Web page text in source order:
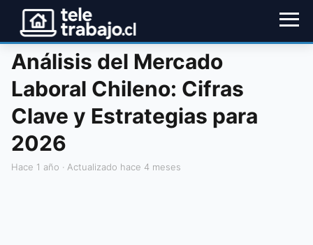
Análisis del Mercado
Laboral Chileno: Cifras
Clave y Estrategias para
2026
hace 1 año · Actualizado hace 4 meses